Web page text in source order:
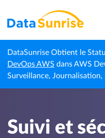
DataSunrise Obtient le
DevOps AWS dans AWS
Surveillance, Journalisation,
Accueil
Centre de
connaissances
Suivi
des
Suivi et